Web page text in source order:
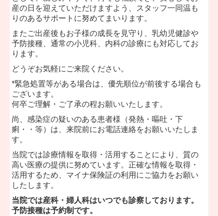
■2026.1.16...2026年2月診療カレンダー
2026年2月診療カレンダーはこちら＞＞
2026年1 月診
■2025.10.29...2025年12月診療カレンダー
■2025.08.31...2025年11月診療カレンダー
11月診療カレンダーはこちら＞＞
産の日を迎えていただけますよう、スタッフ一同温も
りのあるサポートに努めてまいります。
またご出産後もお子様の成長を見守り、乳幼児健診や
予防接種、通常の小児科、内科の診療にも対応してお
ります。
どうぞお気軽にご来院ください。
*緊急処置等がある場合は、優先順位が前後する場合も
ございます。
何卒ご理解・ご了承の程お願いいたします。
尚、感染症の疑いのある患者様（発熱・嘔吐・下
痢・・等）は、来院前にお電話連絡をお願いいたしま
す。
当院では診療情報を取得・活用することにより、質の
高い医療の提供に努めています。正確な情報を取得・
活用するため、マイナ保険証の利用にご協力をお願い
したします。
当院では産科・婦人科はいつでも診察しております。
予防接種は予約制です。